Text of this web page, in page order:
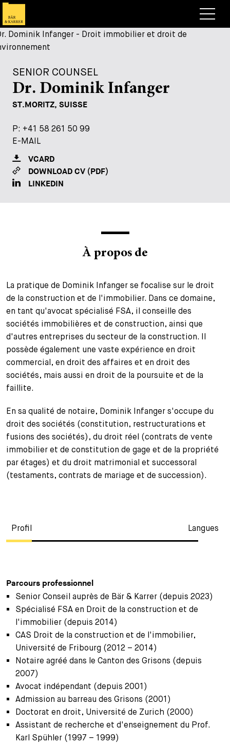
Avocats
Deals, cas et actualités
Deals & Cases
Corporate News
Publications
Briefing
Publication
Interventions
Guide
À propos de nous
Carrières
Travailler chez nous
Vue d’ensemble
Administration
Assistantes et assistants
Postes +
Processus de candidature
Candidature spontanée
Contact
Recherche
P: +41 58 261 50 99
E-MAIL
VCARD
DOWNLOAD CV (PDF)
LINKEDIN
SENIOR COUNSEL
Dr. Dominik Infanger
ST.MORITZ, SUISSE
P: +41 58 261 50 99
E-MAIL
VCARD
DOWNLOAD CV (PDF)
LINKEDIN
À propos de
La pratique de Dominik Infanger se focalise sur le droit
de la construction et de l'immobilier. Dans ce domaine,
en tant qu'avocat spécialisé FSA, il conseille des
sociétés immobilières et de construction, ainsi que
d'autres entreprises du secteur de la construction. Il
possède également une vaste expérience en droit
commercial, en droit des affaires et en droit des
sociétés, mais aussi en droit de la poursuite et de la
faillite.
En sa qualité de notaire, Dominik Infanger s'occupe du
droit des sociétés (constitution, restructurations et
fusions des sociétés), du droit réel (contrats de vente
immobilier et de constitution de gage et de la propriété
par étages) et du droit matrimonial et successoral
(testaments, contrats de mariage et de succession).
Profil Langues
Parcours professionnel
Senior Conseil auprès de Bär & Karrer (depuis 2023)
Spécialisé FSA en Droit de la construction et de
l'immobilier (depuis 2014)
CAS Droit de la construction et de l'immobilier,
Université de Fribourg (2012 – 2014)
Notaire agréé dans le Canton des Grisons (depuis
2007)
Avocat indépendant (depuis 2001)
Admission au barreau des Grisons (2001)
Doctorat en droit, Université de Zurich (2000)
Assistant de recherche et d'enseignement du Prof.
Karl Spühler (1997 – 1999)